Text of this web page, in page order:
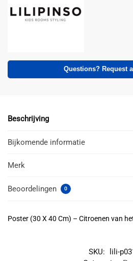
Questions? Request
Beschrijving
Bijkomende informatie
Merk
Beoordelingen 0
Poster (30 X 40 Cm) – Citroenen van
SKU:
lili-